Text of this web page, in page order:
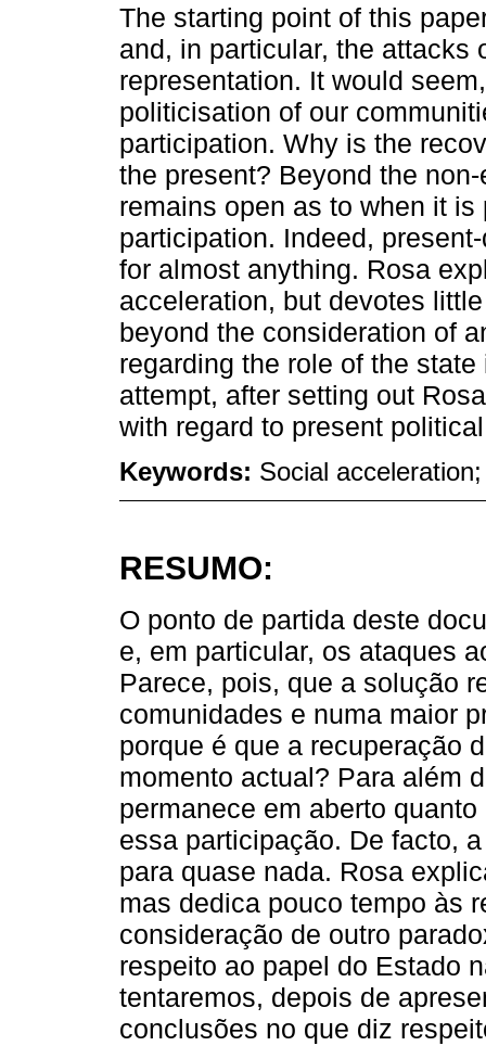
The starting point of this
and, in particular, the attacks
representation. It would
politicisation of our
participation. Why is the
the present? Beyond the
remains open as to when it
participation. Indeed,
for almost anything. Rosa
acceleration, but devotes
beyond the consideration of
regarding the role of the
attempt, after setting out
with regard to present
Keywords: Social
RESUMO:
O ponto de partida deste
e, em particular, os ataques
Parece, pois, que a solução
comunidades e numa maior
porque é que a recuperação
momento actual? Para além
permanece em aberto
essa participação. De facto,
para quase nada. Rosa
mas dedica pouco tempo às
consideração de outro
respeito ao papel do Estado
tentaremos, depois de
conclusões no que diz